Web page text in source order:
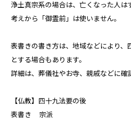
浄土真宗系の場合は、亡くなった人は
考えから「御霊前」は使いません。
表書きの書き方は、地域などにより、
とする場合もあります。
詳細は、葬儀社やお寺、親戚などに確
【仏教】四十九法要の後
表書き 宗派